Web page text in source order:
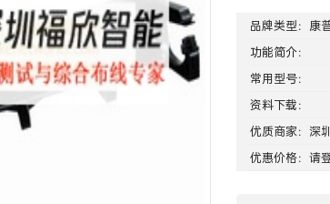
品牌类型： 康
功能简介：
常用型号：
资料下载：
优质商家： 深
优惠价格：请